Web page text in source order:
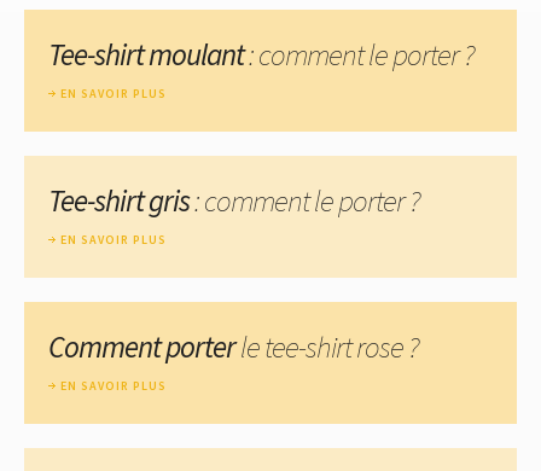
Tee-shirt moulant: comment le porter ?
EN SAVOIR PLUS
Tee-shirt gris: comment le porter ?
EN SAVOIR PLUS
Comment porterle tee-shirt rose ?
EN SAVOIR PLUS